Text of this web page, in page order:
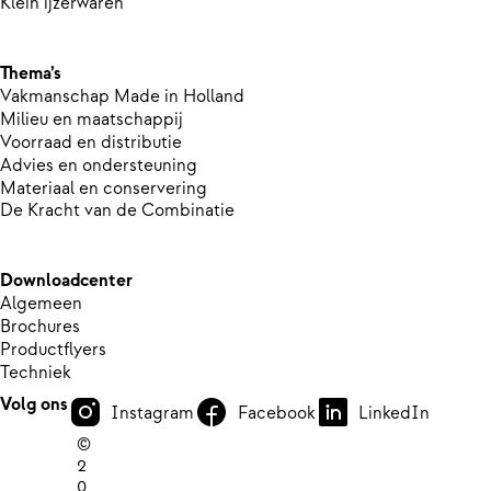
Thema’s
Vakmanschap Made in Holland
Milieu en maatschappij
Voorraad en distributie
Advies en ondersteuning
Materiaal en conservering
De Kracht van de Combinatie
Downloadcenter
Algemeen
Brochures
Productflyers
Techniek
Volg ons
Instagram Facebook
LinkedIn
©
2